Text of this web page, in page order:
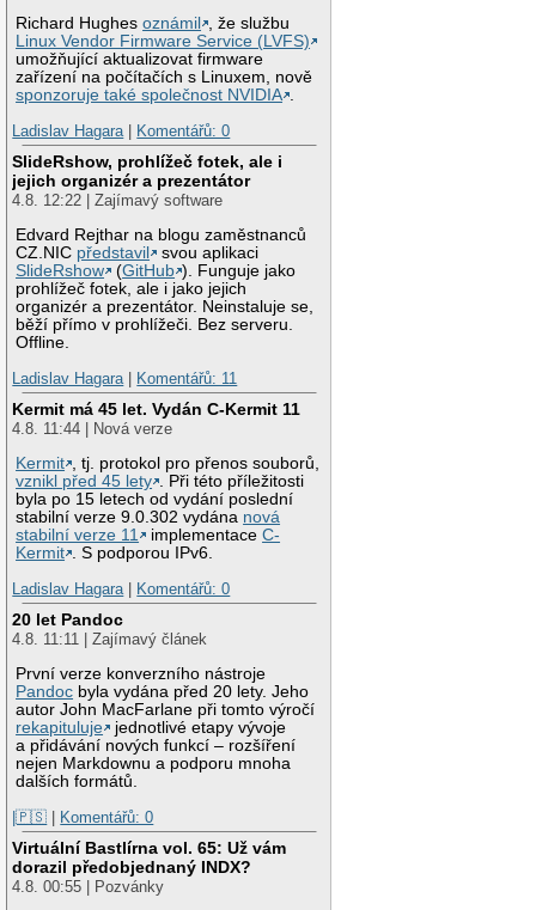
Richard Hughesoznámil
, že službu
Linux Vendor Firmware Service (LVFS)
umožňující aktualizovat firmware
zařízení na počítačích s Linuxem, nově
sponzoruje také společnost NVIDIA .
Ladislav Hagara | Komentářů: 0
SlideRshow, prohlížeč fotek, ale i
jejich organizér a prezentátor
4.8. 12:22 | Zajímavý software
Edvard Rejthar na blogu zaměstnanců
CZ.NIC představil
svou aplikaci
SlideRshow
(GitHub ). Funguje jako
prohlížeč fotek, ale i jako jejich
organizér a prezentátor. Neinstaluje se,
běží přímo v prohlížeči. Bez serveru.
Offline.
Ladislav Hagara | Komentářů: 11
Kermit má 45 let. Vydán C-Kermit 11
4.8. 11:44 | Nová verze
Kermit , tj. protokol pro přenos souborů,
vznikl před 45 lety . Při této příležitosti
byla po 15 letech od vydání poslední
stabilní verze 9.0.302 vydána nová
stabilní verze 11
implementaceC-
Kermit . S podporou IPv6.
Ladislav Hagara | Komentářů: 0
20 let Pandoc
4.8. 11:11 | Zajímavý článek
První verze konverzního nástroje
Pandoc byla vydána před 20 lety. Jeho
autor John MacFarlane při tomto výročí
rekapituluje
jednotlivé etapy vývoje
a přidávání nových funkcí – rozšíření
nejen Markdownu a podporu mnoha
dalších formátů.
|🇵🇸 | Komentářů: 0
Virtuální Bastlírna vol. 65: Už vám
dorazil předobjednaný INDX?
4.8. 00:55 | Pozvánky